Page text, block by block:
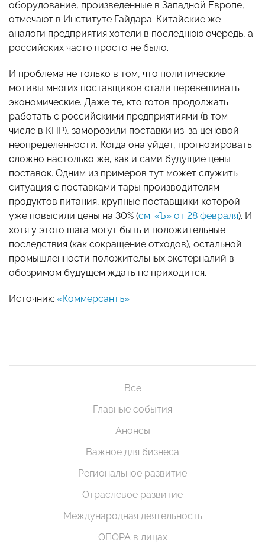
оборудование, произведенные в Западной Европе,
отмечают в Институте Гайдара. Китайские же
аналоги предприятия хотели в последнюю очередь, а
российских часто просто не было.
И проблема не только в том, что политические
мотивы многих поставщиков стали перевешивать
экономические. Даже те, кто готов продолжать
работать с российскими предприятиями (в том
числе в КНР), заморозили поставки из-за ценовой
неопределенности. Когда она уйдет, прогнозировать
сложно настолько же, как и сами будущие цены
поставок. Одним из примеров тут может служить
ситуация с поставками тары производителям
продуктов питания, крупные поставщики которой
уже повысили цены на 30% (см. «Ъ» от 28 февраля). И
хотя у этого шага могут быть и положительные
последствия (как сокращение отходов), остальной
промышленности положительных экстерналий в
обозримом будущем ждать не приходится.
Источник: «Коммерсантъ»
Все
Главные события
Анонсы
Важное для бизнеса
Региональное развитие
Отраслевое развитие
Международная деятельность
ОПОРА в лицах